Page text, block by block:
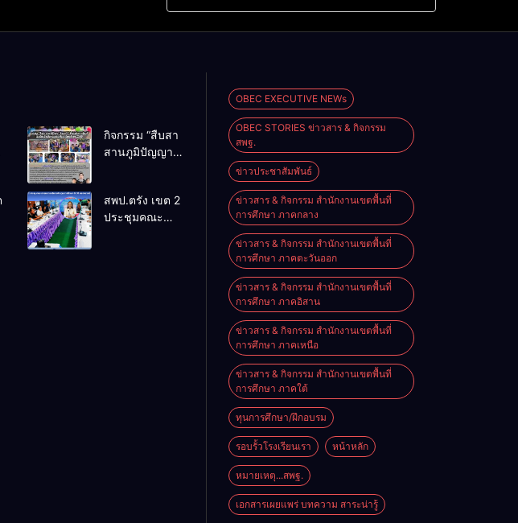
กิจกรรม “สืบสา
สานภูมิปัญญา
โรงเรียนบ้านสัน
พระเนตร ประจำ
สพป.ตรัง เขต 2
ประชุมคณะ
OBEC EXECUTIVE NEWs
OBEC STORIES ข่าวสาร & กิจกรรม
สพฐ.
ข่าวประชาสัมพันธ์
ข่าวสาร & กิจกรรม สำนักงานเขตพื้นที่
การศึกษา ภาคกลาง
ข่าวสาร & กิจกรรม สำนักงานเขตพื้นที่
การศึกษา ภาคตะวันออก
ข่าวสาร & กิจกรรม สำนักงานเขตพื้นที่
การศึกษา ภาคอิสาน
ข่าวสาร & กิจกรรม สำนักงานเขตพื้นที่
การศึกษา ภาคเหนือ
ข่าวสาร & กิจกรรม สำนักงานเขตพื้นที่
การศึกษา ภาคใต้
ทุนการศึกษา/ฝึกอบรม
รอบรั้วโรงเรียนเรา หน้าหลัก
หมายเหตุ...สพฐ.
เอกสารเผยแพร่ บทความ สาระน่ารู้